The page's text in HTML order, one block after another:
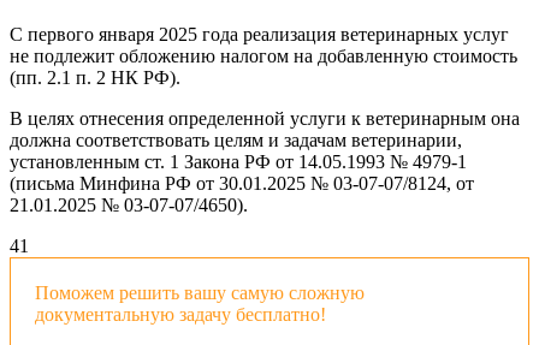
С первого января 2025 года реализация ветеринарных услуг
не подлежит обложению налогом на добавленную стоимость
(пп. 2.1 п. 2 НК РФ).
В целях отнесения определенной услуги к ветеринарным она
должна соответствовать целям и задачам ветеринарии,
установленным ст. 1 Закона РФ от 14.05.1993 № 4979-1
(письма Минфина РФ от 30.01.2025 № 03-07-07/8124, от
21.01.2025 № 03-07-07/4650).
41
Поможем решить вашу самую сложную
документальную задачу бесплатно!